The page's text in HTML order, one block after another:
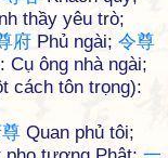
thầy yêu trò;
府 Phủ ngài; 令尊
Cụ ông nhà ngài;
cách tôn trọng):
尊 Quan phủ tôi;